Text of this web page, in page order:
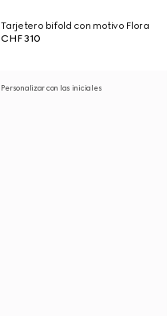
Tarjetero bifold con motivo Flora
CHF 310
Personalizar con las iniciales